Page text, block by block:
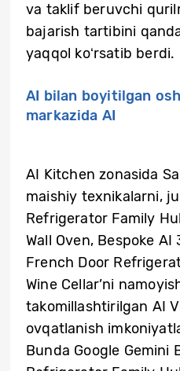
va taklif beruvchi
bajarish tartibini
yaqqol koʻrsatib berdi.
AI bilan boyitilgan
markazida AI
AI Kitchen zonasida
maishiy texnikalarni,
Refrigerator Family
Wall Oven, Bespoke
French Door
Wine Cellar’ni
takomillashtirilgan AI
ovqatlanish
Bunda Google Gemini